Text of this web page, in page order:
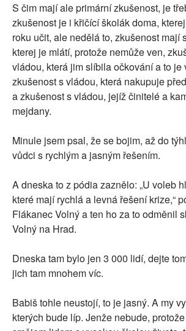
S čim mají ale primární zkušenost, je
zkušenost je i křičící školák doma,
roku učit, ale nedělá to, zkušenost mají
kterej je mlátí, protože nemůže ven,
vládou, která jim slíbila očkování a to je
zkušenost s vládou, která nakupuje
a zkušenost s vládou, jejíž činitelé a
mejdany.
Minule jsem psal, že se bojim, až do
vůdci s rychlým a jasným řešením.
A dneska to z pódia zaznělo: „U voleb
které mají rychlá a levná řešení krize,“
Flákanec Volný a ten ho za to odměnil
Volný na Hrad.
Dneska tam bylo jen 3 000 lidí, dejte
jich tam mnohem víc.
Babiš tohle neustojí, to je jasný. A my
kterých bude líp. Jenže nebude,